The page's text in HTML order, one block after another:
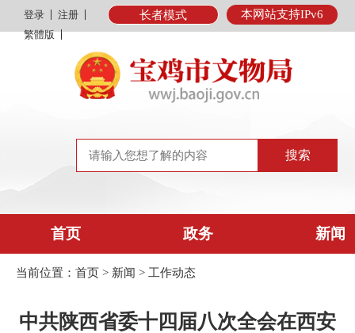
本网站支持IPv6
长者模式
登录
注册
繁體版
首页 政务 新闻
当前位置： 首页 > 新闻 > 工作动态
中共陕西省委十四届八次全会在西安